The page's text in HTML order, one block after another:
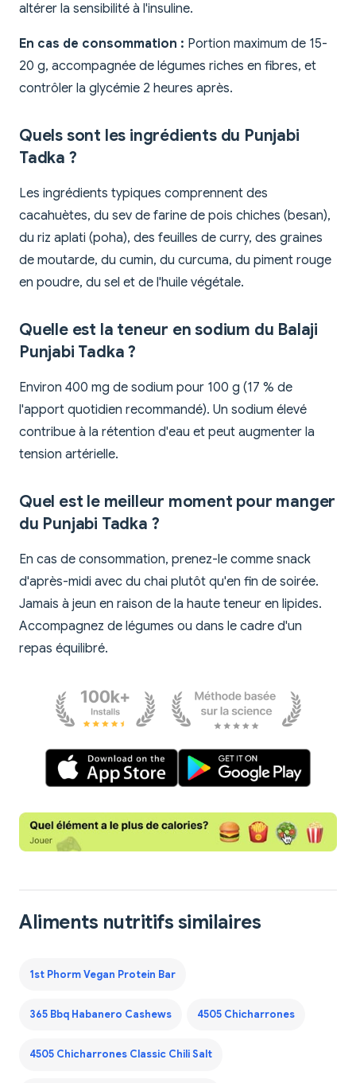
altérer la sensibilité à l'insuline.
En cas de consommation : Portion maximum de 15-
20 g, accompagnée de légumes riches en fibres, et
contrôler la glycémie 2 heures après.
Quels sont les ingrédients du Punjabi
Tadka ?
Les ingrédients typiques comprennent des
cacahuètes, du sev de farine de pois chiches (besan),
du riz aplati (poha), des feuilles de curry, des graines
de moutarde, du cumin, du curcuma, du piment rouge
en poudre, du sel et de l'huile végétale.
Quelle est la teneur en sodium du Balaji
Punjabi Tadka ?
Environ 400 mg de sodium pour 100 g (17 % de
l'apport quotidien recommandé). Un sodium élevé
contribue à la rétention d'eau et peut augmenter la
tension artérielle.
Quel est le meilleur moment pour manger
du Punjabi Tadka ?
En cas de consommation, prenez-le comme snack
d'après-midi avec du chai plutôt qu'en fin de soirée.
Jamais à jeun en raison de la haute teneur en lipides.
Accompagnez de légumes ou dans le cadre d'un
repas équilibré.
Aliments nutritifs similaires
1st Phorm Vegan Protein Bar
365 Bbq Habanero Cashews 4505 Chicharrones
4505 Chicharrones Classic Chili Salt